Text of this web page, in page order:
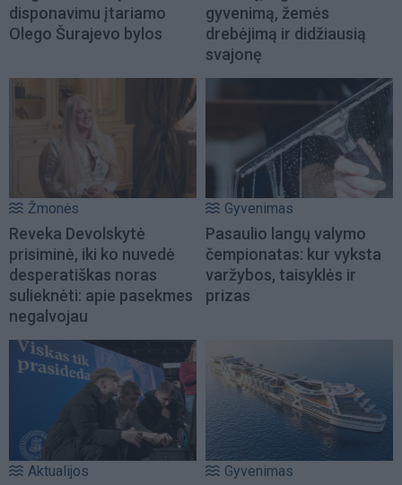
disponavimu įtariamo
Olego Šurajevo bylos
gyvenimą, žemės
drebėjimą ir didžiausią
svajonę
Žmonės
Reveka Devolskytė
prisiminė, iki ko nuvedė
desperatiškas noras
sulieknėti: apie pasekmes
negalvojau
Gyvenimas
Pasaulio langų valymo
čempionatas: kur vyksta
varžybos, taisyklės ir
prizas
Aktualijos Gyvenimas